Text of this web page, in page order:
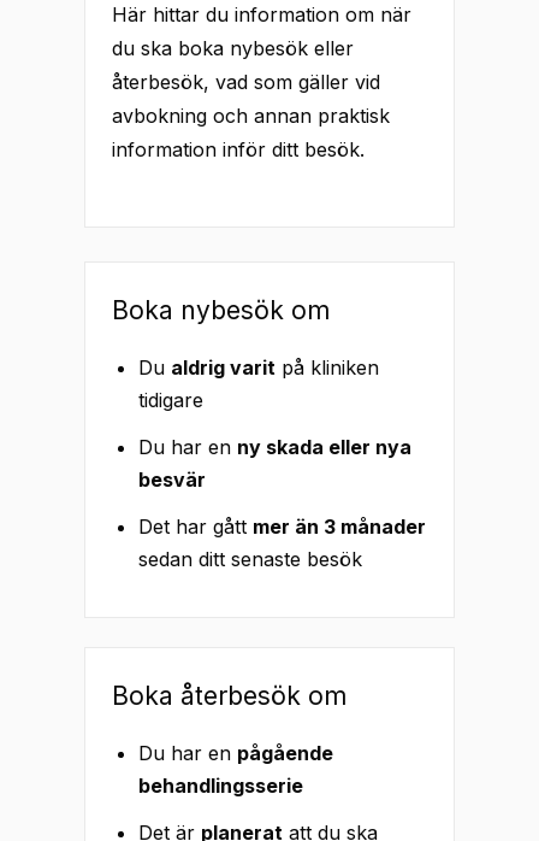
Här hittar du information om när
du ska boka nybesök eller
återbesök, vad som gäller vid
avbokning och annan praktisk
information inför ditt besök.
Boka nybesök om
Du aldrig varit på kliniken
tidigare
Du har en ny skada eller nya
besvär
Det har gått mer än 3 månader
sedan ditt senaste besök
Boka återbesök om
Du har en pågående
behandlingsserie
Det är planerat att du ska